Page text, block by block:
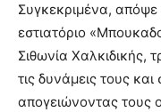
Συγκεκριμένα, απόψε
εστιατόριο
Σιθωνία Χαλκιδικής,
τις δυνάμεις τους
απογειώνοντας τους